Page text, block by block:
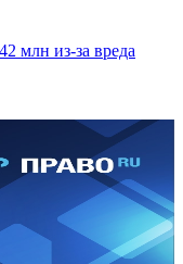
млн из-за вреда